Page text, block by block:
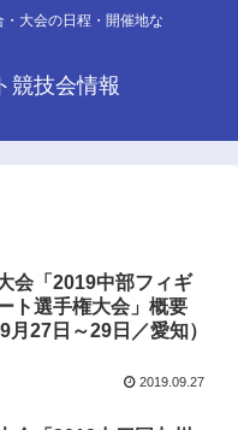
大会の日程・開催地な
競技会情報
会「2019中部フィギ
ト選手権大会」概要
月27日～29日／愛知）
2019.09.27